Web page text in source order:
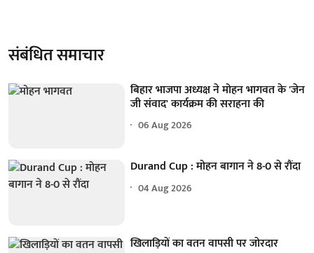
संबंधित समाचार
बिहार भाजपा अध्यक्ष ने मोहन भागवत के 'जेन
जी संवाद' कार्यक्रम की सराहना की
06 Aug 2026
Durand Cup : मोहन बागान ने 8-0 से रौंदा
04 Aug 2026
खिलाड़ियों का वतन वापसी पर जोरदार